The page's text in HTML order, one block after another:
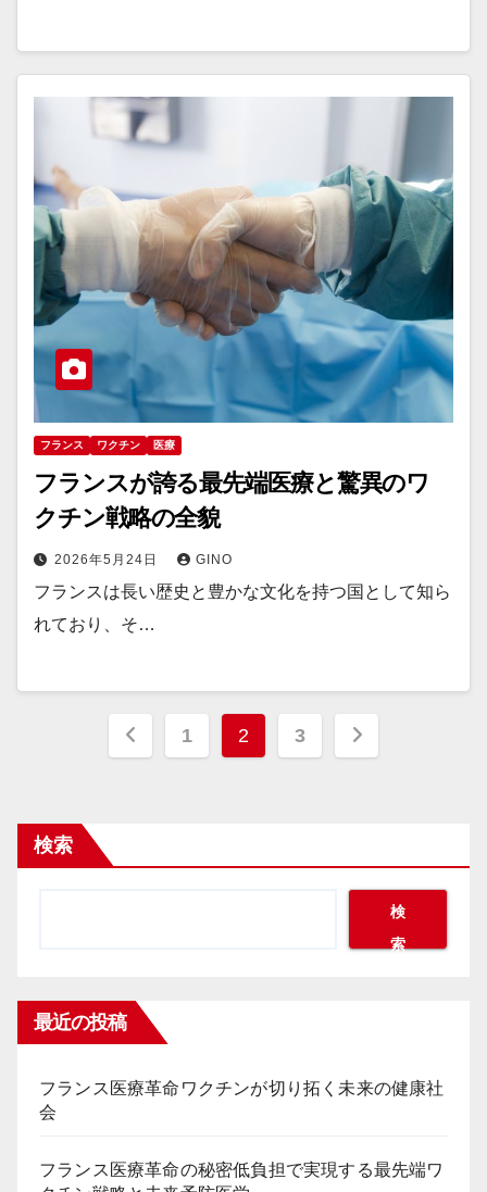
フランス ワクチン 医療
フランスが誇る最先端医療と驚異のワ
クチン戦略の全貌
2026年5月24日 GINO
フランスは長い歴史と豊かな文化を持つ国として知ら
れており、そ…
投
ペ
送
り
1 2 3
検索
検
索
最近の投稿
フランス医療革命ワクチンが切り拓く未来の健康社
会
フランス医療革命の秘密低負担で実現する最先端ワ